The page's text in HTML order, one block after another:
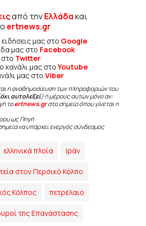
από τηνΕλλάδακαι
ertnews.gr
μας στο Google
μας στο Facebook
Twitter
κανάλι μας στοYoutube
μας στο Viber
η αναδημοσίευση των πληροφοριών του
όχι αυτολεξεί) ή μέρους αυτών μόνο αν:
τοertnews.grστο σημείο όπου γίνεται η
ως Πηγή
να υπάρχει ενεργός σύνδεσμος
ελληνικά πλοία Ιράν
στον Περσικό Κόλπο
Κόλπος πετρέλαιο
της Επανάστασης